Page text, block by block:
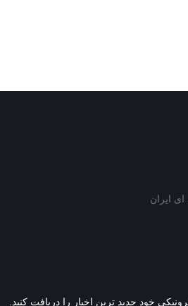
ایران
خود جدید ترین اخبار را دریافت کنید.